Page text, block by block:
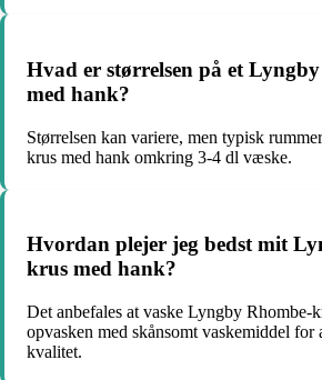
Hvad er størrelsen på et
med hank?
Størrelsen kan variere, men typisk
krus med hank omkring 3-4 dl væske.
Hvordan plejer jeg bedst mit
krus med hank?
Det anbefales at vaske Lyngby Rhombe-
opvasken med skånsomt vaskemiddel for
kvalitet.